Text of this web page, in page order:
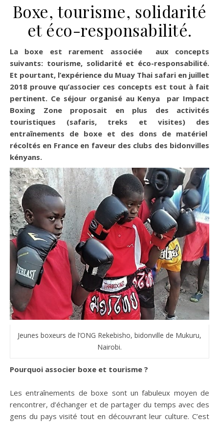
Boxe, tourisme, solidarité
et éco-responsabilité.
La boxe est rarement associée aux concepts
suivants: tourisme, solidarité et éco-responsabilité.
Et pourtant, l’expérience du Muay Thai safari en juillet
2018 prouve qu’associer ces concepts est tout à fait
pertinent. Ce séjour organisé au Kenya par Impact
Boxing Zone proposait en plus des activités
touristiques (safaris, treks et visites) des
entraînements de boxe et des dons de matériel
récoltés en France en faveur des clubs des bidonvilles
kényans.
Jeunes boxeurs de l’ONG Rekebisho, bidonville de Mukuru,
Nairobi.
Pourquoi associer boxe et tourisme ?
Les entraînements de boxe sont un fabuleux moyen de
rencontrer, d’échanger et de partager du temps avec des
gens du pays visité tout en découvrant leur culture. C’est